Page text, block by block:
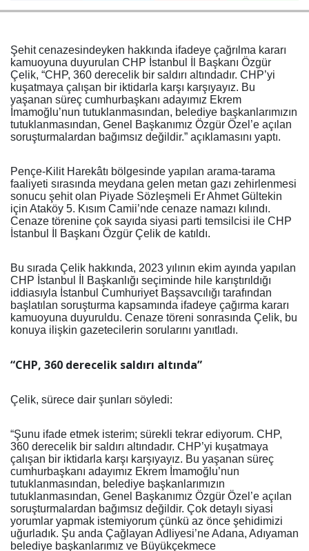
Şehit cenazesindeyken hakkında ifadeye çağrılma kararı
kamuoyuna duyurulan CHP İstanbul İl Başkanı Özgür
Çelik, “CHP, 360 derecelik bir saldırı altındadır. CHP’yi
kuşatmaya çalışan bir iktidarla karşı karşıyayız. Bu
yaşanan süreç cumhurbaşkanı adayımız Ekrem
İmamoğlu’nun tutuklanmasından, belediye başkanlarımızın
tutuklanmasından, Genel Başkanımız Özgür Özel’e açılan
soruşturmalardan bağımsız değildir.” açıklamasını yaptı.
Pençe-Kilit Harekâtı bölgesinde yapılan arama-tarama
faaliyeti sırasında meydana gelen metan gazı zehirlenmesi
sonucu şehit olan Piyade Sözleşmeli Er Ahmet Gültekin
için Ataköy 5. Kısım Camii’nde cenaze namazı kılındı.
Cenaze törenine çok sayıda siyasi parti temsilcisi ile CHP
İstanbul İl Başkanı Özgür Çelik de katıldı.
Bu sırada Çelik hakkında, 2023 yılının ekim ayında yapılan
CHP İstanbul İl Başkanlığı seçiminde hile karıştırıldığı
iddiasıyla İstanbul Cumhuriyet Başsavcılığı tarafından
başlatılan soruşturma kapsamında ifadeye çağırma kararı
kamuoyuna duyuruldu. Cenaze töreni sonrasında Çelik, bu
konuya ilişkin gazetecilerin sorularını yanıtladı.
“CHP, 360 derecelik saldırı altında”
Çelik, sürece dair şunları söyledi:
“Şunu ifade etmek isterim; sürekli tekrar ediyorum. CHP,
360 derecelik bir saldırı altındadır. CHP’yi kuşatmaya
çalışan bir iktidarla karşı karşıyayız. Bu yaşanan süreç
cumhurbaşkanı adayımız Ekrem İmamoğlu’nun
tutuklanmasından, belediye başkanlarımızın
tutuklanmasından, Genel Başkanımız Özgür Özel’e açılan
soruşturmalardan bağımsız değildir. Çok detaylı siyasi
yorumlar yapmak istemiyorum çünkü az önce şehidimizi
uğurladık. Şu anda Çağlayan Adliyesi’ne Adana, Adıyaman
belediye başkanlarımız ve Büyükçekmece